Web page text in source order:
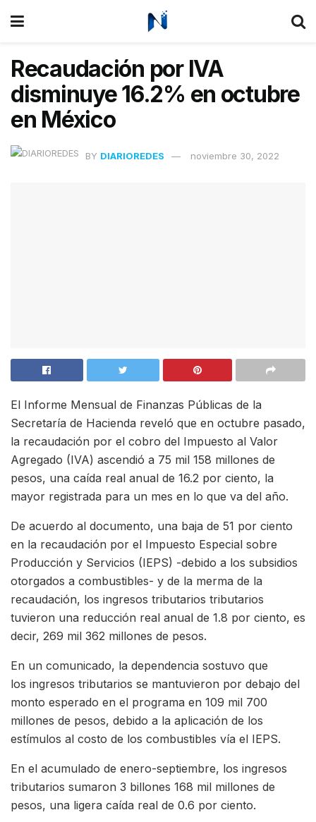
Recaudación por IVA
disminuye 16.2% en octubre
en México
BY DIARIOREDES noviembre 30, 2022
El Informe Mensual de Finanzas Públicas de la
Secretaría de Hacienda reveló que en octubre pasado,
la recaudación por el cobro del Impuesto al Valor
Agregado (IVA) ascendió a 75 mil 158 millones de
pesos, una caída real anual de 16.2 por ciento, la
mayor registrada para un mes en lo que va del año.
De acuerdo al documento, una baja de 51 por ciento
en la recaudación por el Impuesto Especial sobre
Producción y Servicios (IEPS) -debido a los subsidios
otorgados a combustibles- y de la merma de la
recaudación, los ingresos tributarios tributarios
tuvieron una reducción real anual de 1.8 por ciento, es
decir, 269 mil 362 millones de pesos.
En un comunicado, la dependencia sostuvo que
los ingresos tributarios se mantuvieron por debajo del
monto esperado en el programa en 109 mil 700
millones de pesos, debido a la aplicación de los
estímulos al costo de los combustibles vía el IEPS.
En el acumulado de enero-septiembre, los ingresos
tributarios sumaron 3 billones 168 mil millones de
pesos, una ligera caída real de 0.6 por ciento.